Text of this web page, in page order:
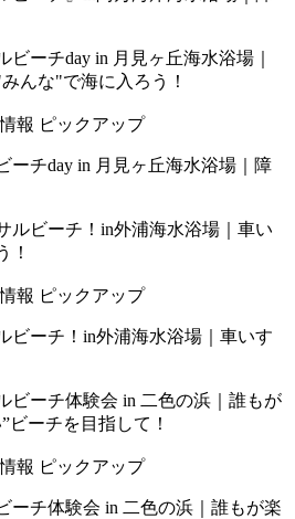
報 ピックアップ
ーチday in 月見ヶ丘海水浴場｜障
報 ピックアップ
ビーチ！in外浦海水浴場｜車いす
報 ピックアップ
ーチ体験会 in 二色の浜｜誰もが楽